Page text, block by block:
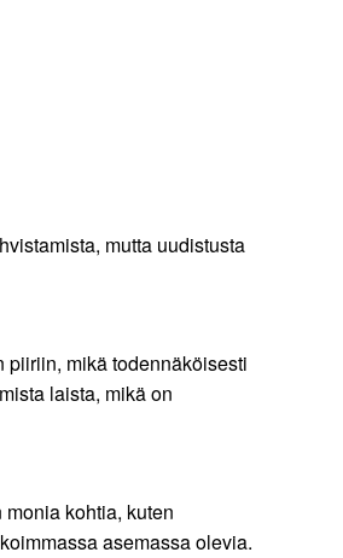
mutta uudistusta
mikä todennäköisesti
laista, mikä on
kohtia, kuten
asemassa olevia.